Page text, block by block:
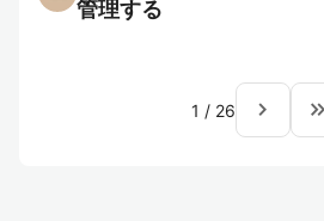
管理する
1 / 26 navigate_next keyboard_double_arrow_right